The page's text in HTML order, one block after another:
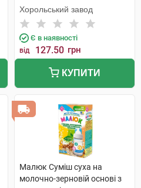
місяців 350 г 1 коробка
Хорольський завод
Є в наявності
від 127.50 грн
КУПИТИ
Малюк Суміш суха на
молочно-зерновій основі з